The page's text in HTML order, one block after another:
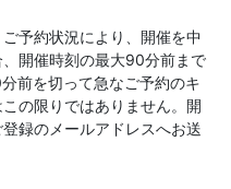
予約状況により、開催を中
開催時刻の最大90分前まで
前を切って急なご予約のキ
の限りではありません。開
録のメールアドレスへお送